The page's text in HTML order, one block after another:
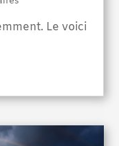
Le voici